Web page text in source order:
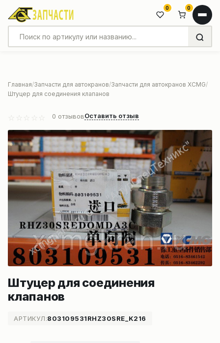
0 0
Главная Запчасти для автокранов Запчасти для автокранов XCMG
Штуцер для соединения клапанов
0 отзывовОставить отзыв
Штуцер для соединения
клапанов
АРТИКУЛ:803109531RHZ30SRE_K216